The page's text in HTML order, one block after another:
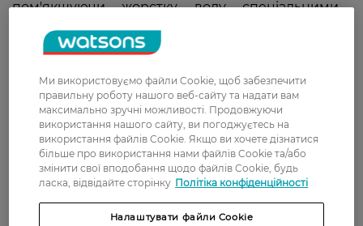
пом'якшуючи жорстку воду спеціальними
випускаються в м'яких упаковках, що легко
утилізуються після використання.
Сучасний асортимент порошків Ecomix
представлений наступними популярними
серіями:
засіб м'якої дії для дитячих речей;
порошок для прання одягу для
Ми використовуємо файли Cookie, щоб забезпечити
правильну роботу нашого веб-сайту та надати вам
максимально зручні можливості. Продовжуючи
використання нашого сайту, ви погоджуєтесь на
використання файлів Cookie. Якщо ви хочете дізнатися
більше про використання нами файлів Cookie та/або
змінити свої вподобання щодо файлів Cookie, будь
ласка, відвідайте сторінку Політіка конфіденційності
Налаштувати файли Cookie